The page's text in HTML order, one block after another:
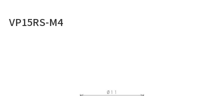
VP15RS-M4